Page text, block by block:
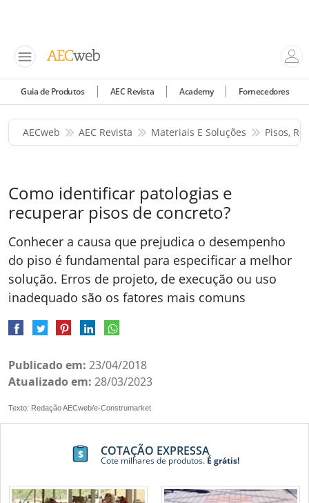
Guia de Produtos AEC Revista Academy Fornecedores
AECweb AEC Revista Materiais E Soluções Pisos,
Como identificar patologias e
recuperar pisos de concreto?
Conhecer a causa que prejudica o desempenho
do piso é fundamental para especificar a melhor
solução. Erros de projeto, de execução ou uso
inadequado são os fatores mais comuns
Publicado em: 23/04/2018
Atualizado em: 28/03/2023
Texto: Redação AECweb/e-Construmarket
COTAÇÃO EXPRESSA
Cote milhares de produtos.É grátis!